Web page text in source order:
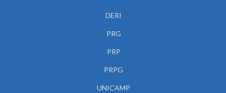
DERI
PRG
PRP
PRPG
UNICAMP